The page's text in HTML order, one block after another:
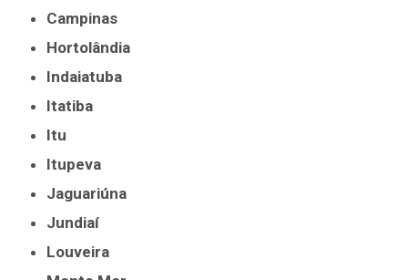
Campinas
Hortolândia
Indaiatuba
Itatiba
Itu
Itupeva
Jaguariúna
Jundiaí
Louveira